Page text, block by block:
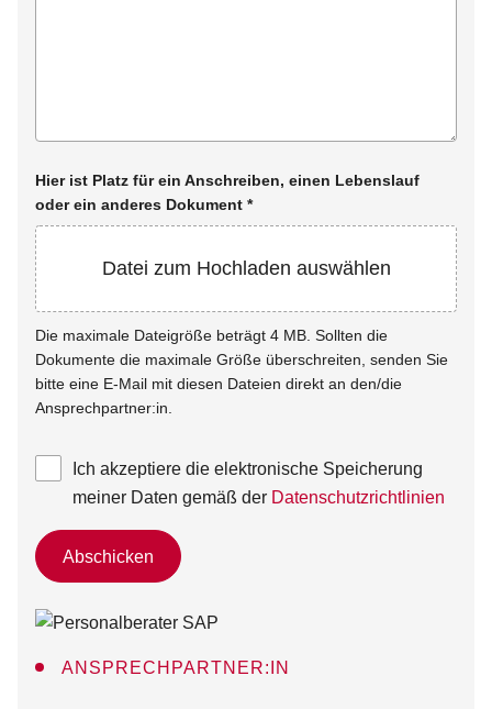
Hier ist Platz für ein Anschreiben, einen Lebenslauf
oder ein anderes Dokument *
Datei zum Hochladen auswählen
Die maximale Dateigröße beträgt 4 MB. Sollten die
Dokumente die maximale Größe überschreiten, senden Sie
bitte eine E-Mail mit diesen Dateien direkt an den/die
Ansprechpartner:in.
Ich akzeptiere die elektronische Speicherung
meiner Daten gemäß der Datenschutzrichtlinien
Abschicken
ANSPRECHPARTNER:IN